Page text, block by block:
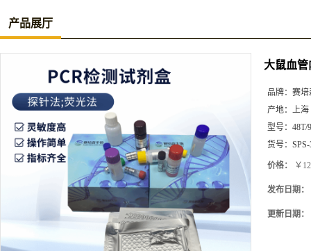
产品展厅
大鼠血
品牌： 赛培
产地： 上海
型号： 48T/
货号：
价格： ￥
发布日期：
更新日期：